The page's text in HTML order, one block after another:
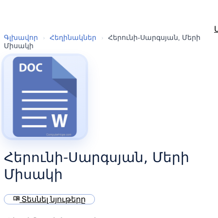
Գլխավոր › Հեղինակներ ›
Հերունի-Սարգսյան, Մերի
Միսակի
Հերունի-Սարգսյան, Մերի
Միսակի
menu_book Տեսնել նյութերը